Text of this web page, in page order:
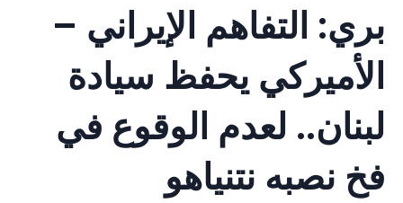
بري: التفاهم الإيراني –
الأميركي يحفظ سيادة
لبنان.. لعدم الوقوع في
فخ نصبه نتنياهو